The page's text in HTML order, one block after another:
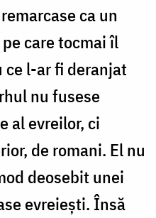
ca un
care tocmai îl
ce l-ar fi deranjat
nu fusese
al evreilor, ci
de romani. El nu
deosebit unei
evreiești. Însă